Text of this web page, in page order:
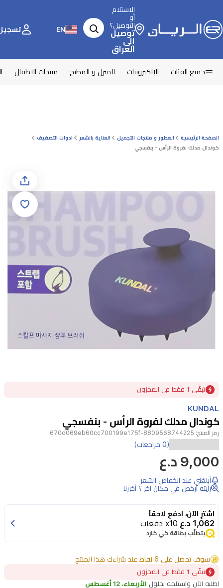
الاستلام
أو
التوصيل؟
توصيل
إلى
العراق
EN تسجيل
جميع الفئات الإلكترونيات المنزل و المطبخ منتجات الاطفال
الصفحة الرئيسية العطور و منتجات التجميل العناية بالشعر
ادوات التصفيف
كوندال مدلك لفروة الرأس - بنفسجي
1
تبقًى 1 فقط في المخزون
KUNDAL
كوندال مدلك لفروة الرأس - بنفسجي
رمز المنتج: 8809568744225-670d069eb60cc700199e175f
لتدليك
فروة
الرأس
من
مادة
ناعمة
ومرنة،
(0 مراجعات)
9,000 د.ع
أبلغني عند انخفاض السّعر
رأيته أرخص في مكان آخر ؟ أخبرنا
اشترِ الآن، ادفع لاحقاً
1,062 د.ع x10 دفعات
يتطلّب بطاقة كي كارد
سوف تحصل على 6 نقاط عند شراءك هذا المنتج
تبقًى 1 فقط في المخزون
اطلبه الآن واستلمه بحلول الأربعاء، 12 أغسطس